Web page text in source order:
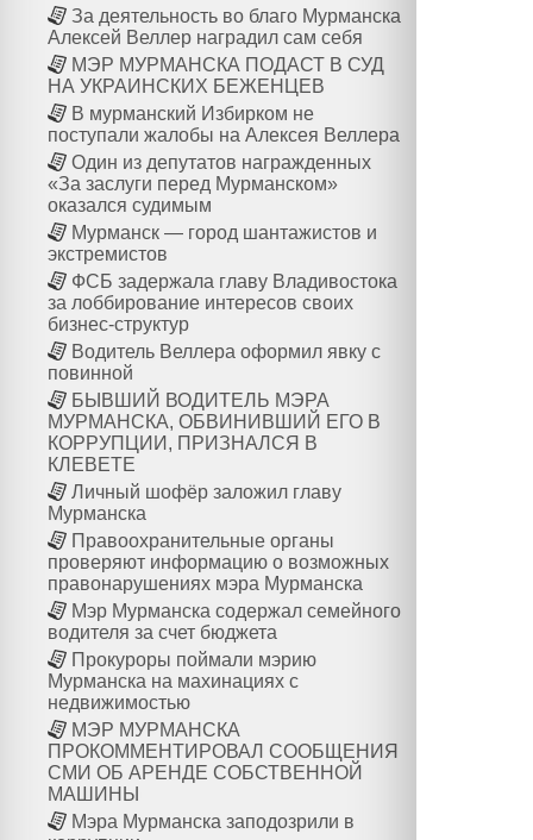
За деятельность во благо Мурманска
Алексей Веллер наградил сам себя
МЭР МУРМАНСКА ПОДАСТ В СУД
НА УКРАИНСКИХ БЕЖЕНЦЕВ
В мурманский Избирком не
поступали жалобы на Алексея Веллера
Один из депутатов награжденных
«За заслуги перед Мурманском»
оказался судимым
Мурманск — город шантажистов и
экстремистов
ФСБ задержала главу Владивостока
за лоббирование интересов своих
бизнес-структур
Водитель Веллера оформил явку с
повинной
БЫВШИЙ ВОДИТЕЛЬ МЭРА
МУРМАНСКА, ОБВИНИВШИЙ ЕГО В
КОРРУПЦИИ, ПРИЗНАЛСЯ В
КЛЕВЕТЕ
Личный шофёр заложил главу
Мурманска
Правоохранительные органы
проверяют информацию о возможных
правонарушениях мэра Мурманска
Мэр Мурманска содержал семейного
водителя за счет бюджета
Прокуроры поймали мэрию
Мурманска на махинациях с
недвижимостью
МЭР МУРМАНСКА
ПРОКОММЕНТИРОВАЛ СООБЩЕНИЯ
СМИ ОБ АРЕНДЕ СОБСТВЕННОЙ
МАШИНЫ
Мэра Мурманска заподозрили в